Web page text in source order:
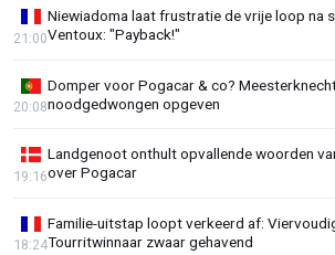
Niewiadoma laat frustratie de vrije loop na
Ventoux: "Payback!"
21:00
Domper voor Pogacar & co?
noodgedwongen opgeven
20:08
Landgenoot onthult opvallende woorden
over Pogacar
19:16
Familie-uitstap loopt verkeerd af:
Tourritwinnaar zwaar gehavend
18:24